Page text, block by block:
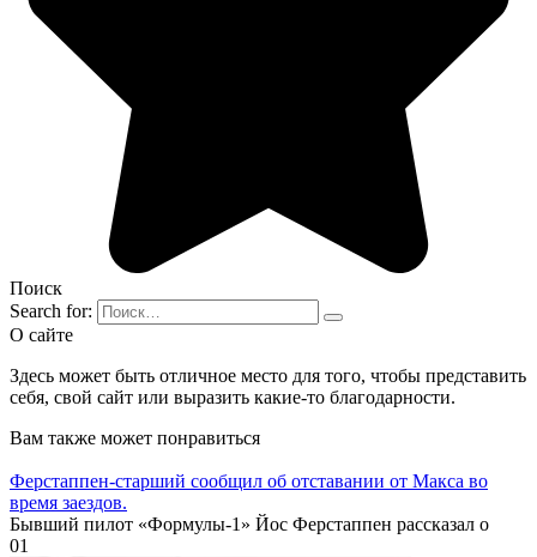
Поиск
Search for:
О сайте
Здесь может быть отличное место для того, чтобы представить
себя, свой сайт или выразить какие-то благодарности.
Вам также может понравиться
Ферстаппен-старший сообщил об отставании от Макса во
время заездов.
Бывший пилот «Формулы-1» Йос Ферстаппен рассказал о
01